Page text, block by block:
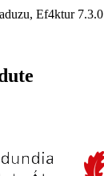
Ef4ktur